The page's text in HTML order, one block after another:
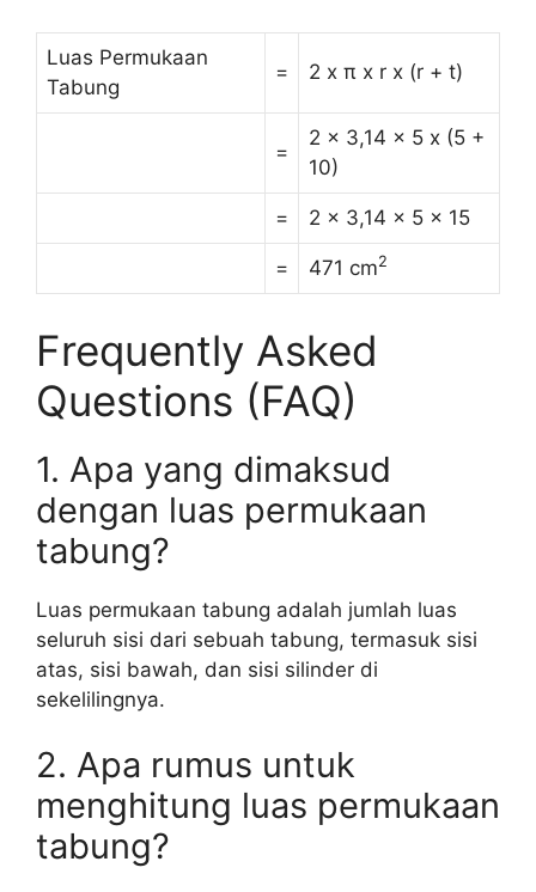
Luas Permukaan
Tabung
= 2 x π x r x (r + t)
=
2 x 3,14 x 5 x (5 +
10)
= 2 x 3,14 x 5 x 15
= 471 cm2
Frequently Asked
Questions (FAQ)
1. Apa yang dimaksud
dengan luas permukaan
tabung?
Luas permukaan tabung adalah jumlah luas
seluruh sisi dari sebuah tabung, termasuk sisi
atas, sisi bawah, dan sisi silinder di
sekelilingnya.
2. Apa rumus untuk
menghitung luas permukaan
tabung?